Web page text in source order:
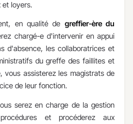
et loyers.
en qualité de greffier-ère du
chargé-e d'intervenir en appui
d'absence, les collaboratrices et
du greffe des faillites et
vous assisterez les magistrats de
de leur fonction.
serez en charge de la gestion
et procéderez aux